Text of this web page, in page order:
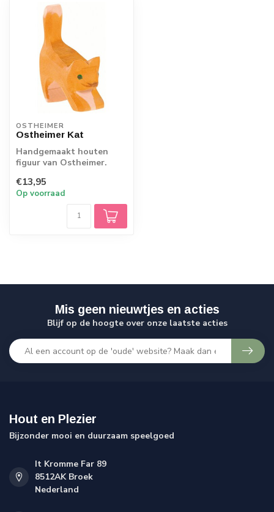
OSTHEIMER
Ostheimer Kat
Handgemaakt houten
figuur van Ostheimer.
€13,95
Op voorraad
Mis geen nieuwtjes en acties
Blijf op de hoogte over onze laatste acties
Hout en Plezier
Bijzonder mooi en duurzaam speelgoed
It Kromme Far 89
8512AK Broek
Nederland